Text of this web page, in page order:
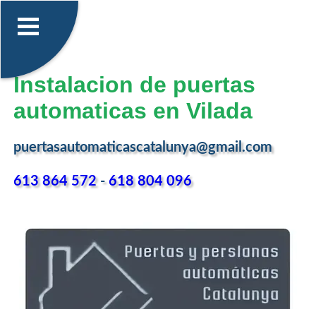
Instalacion de puertas
automaticas en Vilada
puertasautomaticascatalunya@gmail.com
613 864 572-618 804 096